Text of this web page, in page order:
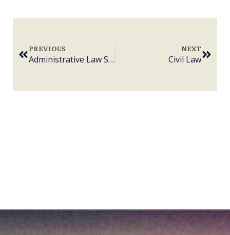
PREVIOUS
Administrative Law Services
NEXT
Civil Law